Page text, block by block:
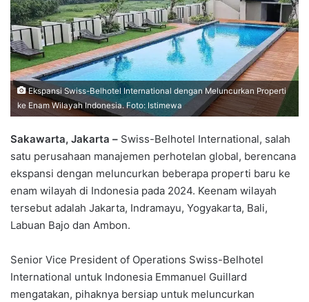
Ekspansi Swiss-Belhotel International dengan Meluncurkan Properti
ke Enam Wilayah Indonesia. Foto: Istimewa
Sakawarta, Jakarta – Swiss-Belhotel International, salah
satu perusahaan manajemen perhotelan global, berencana
ekspansi dengan meluncurkan beberapa properti baru ke
enam wilayah di Indonesia pada 2024. Keenam wilayah
tersebut adalah Jakarta, Indramayu, Yogyakarta, Bali,
Labuan Bajo dan Ambon.
Senior Vice President of Operations Swiss-Belhotel
International untuk Indonesia Emmanuel Guillard
mengatakan, pihaknya bersiap untuk meluncurkan